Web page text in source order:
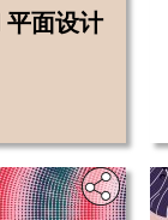
平面设计